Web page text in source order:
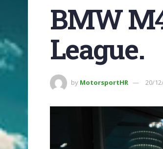
BMW
League.
by MotorsportHR 20/